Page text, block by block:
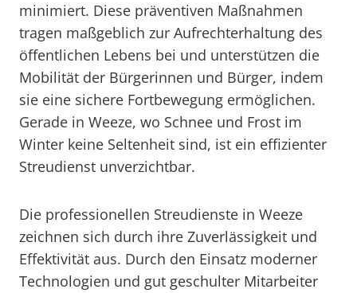
minimiert. Diese präventiven Maßnahmen
tragen maßgeblich zur Aufrechterhaltung des
öffentlichen Lebens bei und unterstützen die
Mobilität der Bürgerinnen und Bürger, indem
sie eine sichere Fortbewegung ermöglichen.
Gerade in Weeze, wo Schnee und Frost im
Winter keine Seltenheit sind, ist ein effizienter
Streudienst unverzichtbar.
Die professionellen Streudienste in Weeze
zeichnen sich durch ihre Zuverlässigkeit und
Effektivität aus. Durch den Einsatz moderner
Technologien und gut geschulter Mitarbeiter